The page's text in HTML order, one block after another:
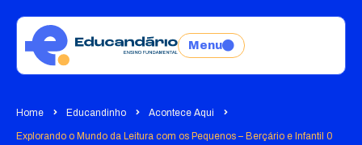
Menu
Home Educandinho Acontece Aqui
Explorando o Mundo da Leitura com os Pequenos – Berçário e Infantil 0